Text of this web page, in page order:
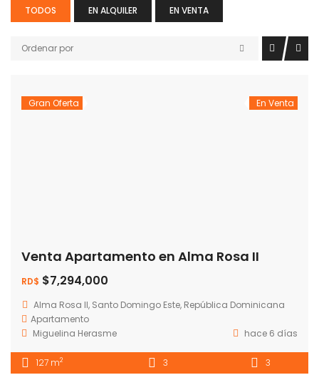
TODOS EN ALQUILER EN VENTA
Ordenar por
Gran Oferta En Venta
Venta Apartamento en Alma Rosa II
RD$ $7,294,000
Alma Rosa II, Santo Domingo Este, República Dominicana
Apartamento
Miguelina Herasme
hace 6 días
127 m2 3 3